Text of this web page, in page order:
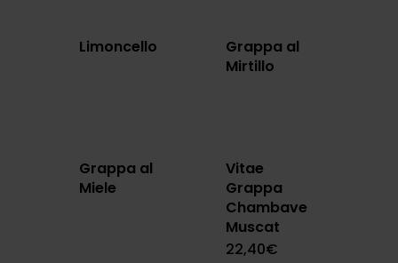
Limoncello
Grappa al
Mirtillo
Grappa al
Miele
Vitae
Grappa
Chambave
Muscat
22,40€